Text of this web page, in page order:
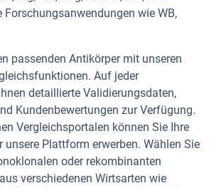
wie WB,
passenden Antikörper mit unseren
Auf jeder
detaillierte Validierungsdaten,
Kundenbewertungen zur Verfügung.
Vergleichsportalen können Sie Ihre
unsere Plattform erwerben. Wählen Sie
oder rekombinanten
verschiedenen Wirtsarten wie